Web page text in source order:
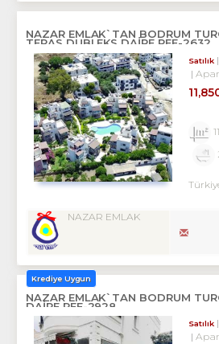
NAZAR EMLAK`TAN BODRUM
TERAS DUBLEKS DAİRE REF-2632
Satılık
NAZAR EMLAK
Krediye Uygun
NAZAR EMLAK`TAN BODRUM
DAİRE REF-2928
Satılık